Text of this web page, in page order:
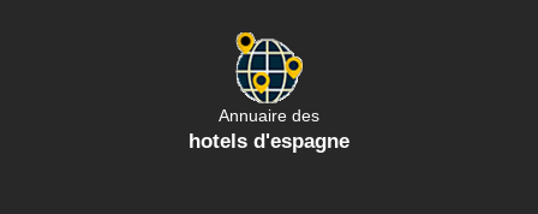
Annuaire des
hotels d'espagne